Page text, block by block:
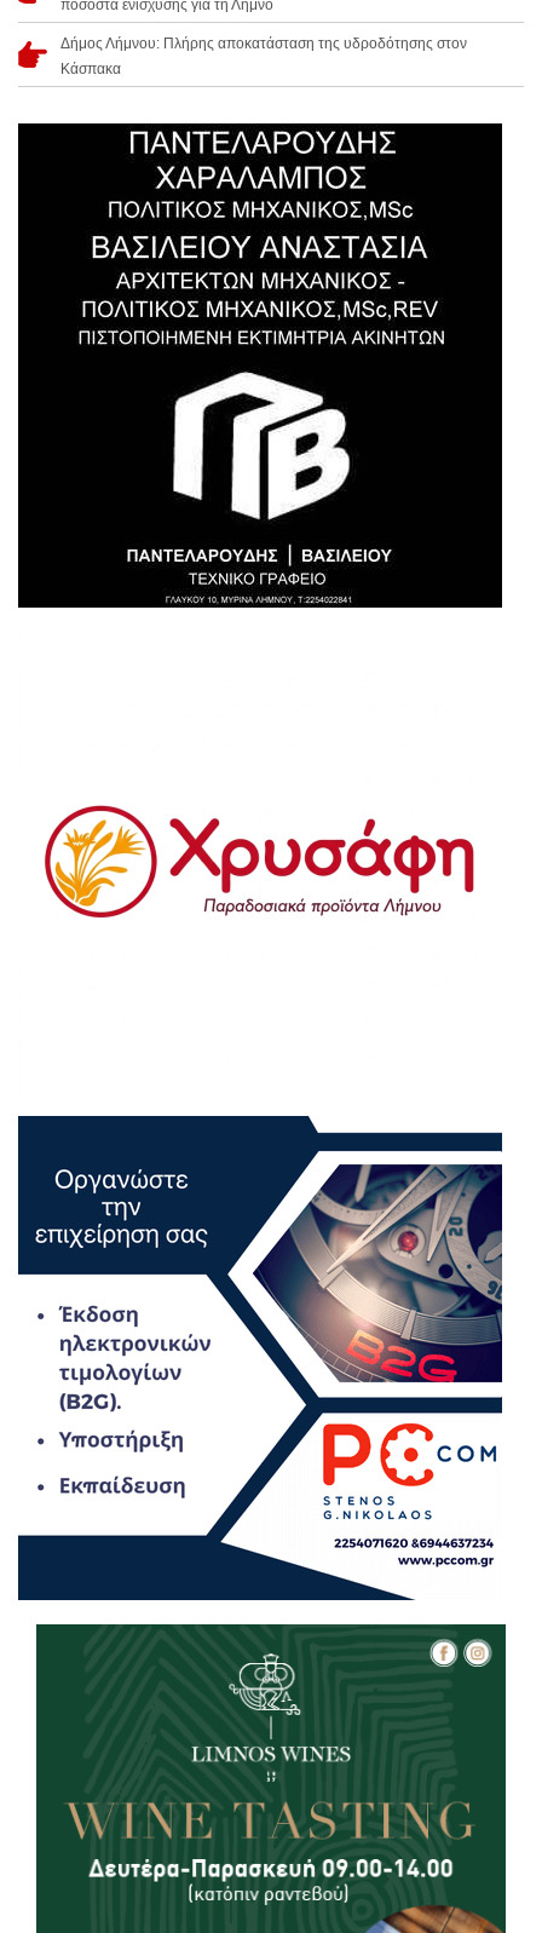
ποσοστά ενίσχυσης για τη Λήμνο
Δήμος Λήμνου: Πλήρης αποκατάσταση της υδροδότησης στον
Κάσπακα